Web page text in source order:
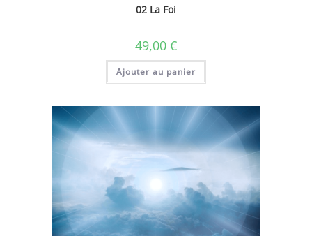
02 La Foi
49,00 €
Ajouter au panier